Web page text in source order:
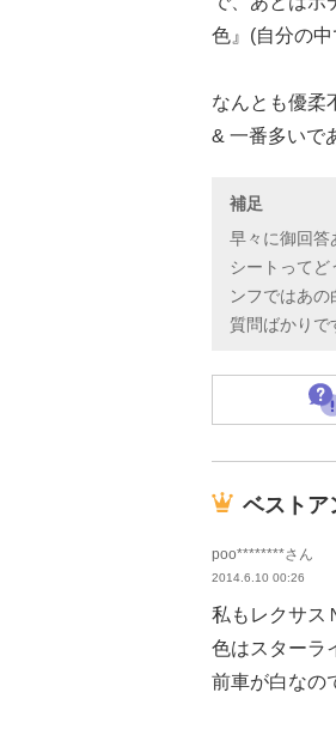
色』(自分の
なんとも優柔
& 一番多いで
補足
早々に御回答
シートって
ンフではあ
質問ばかり
ベストア
poo********さん
2014.6.10 00:26
私もレクサス
色はスターラ
前車が白なの